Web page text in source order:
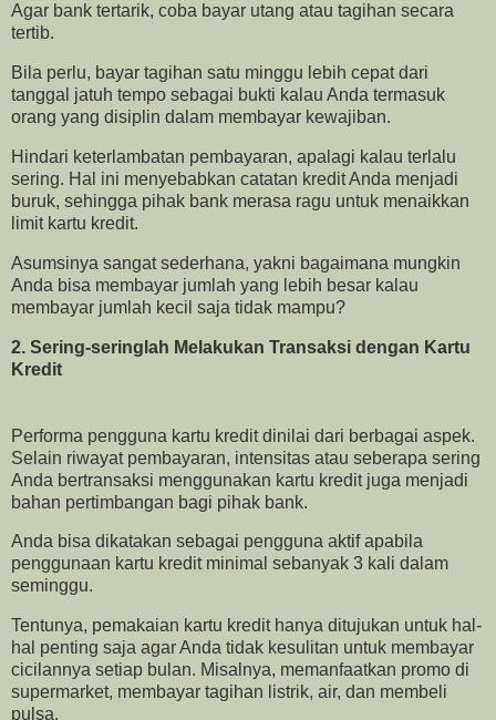
Agar bank tertarik, coba bayar utang atau tagihan secara
tertib.
Bila perlu, bayar tagihan satu minggu lebih cepat dari
tanggal jatuh tempo sebagai bukti kalau Anda termasuk
orang yang disiplin dalam membayar kewajiban.
Hindari keterlambatan pembayaran, apalagi kalau terlalu
sering. Hal ini menyebabkan catatan kredit Anda menjadi
buruk, sehingga pihak bank merasa ragu untuk menaikkan
limit kartu kredit.
Asumsinya sangat sederhana, yakni bagaimana mungkin
Anda bisa membayar jumlah yang lebih besar kalau
membayar jumlah kecil saja tidak mampu?
2. Sering-seringlah Melakukan Transaksi dengan Kartu
Kredit
Performa pengguna kartu kredit dinilai dari berbagai aspek.
Selain riwayat pembayaran, intensitas atau seberapa sering
Anda bertransaksi menggunakan kartu kredit juga menjadi
bahan pertimbangan bagi pihak bank.
Anda bisa dikatakan sebagai pengguna aktif apabila
penggunaan kartu kredit minimal sebanyak 3 kali dalam
seminggu.
Tentunya, pemakaian kartu kredit hanya ditujukan untuk hal-
hal penting saja agar Anda tidak kesulitan untuk membayar
cicilannya setiap bulan. Misalnya, memanfaatkan promo di
supermarket, membayar tagihan listrik, air, dan membeli
pulsa.